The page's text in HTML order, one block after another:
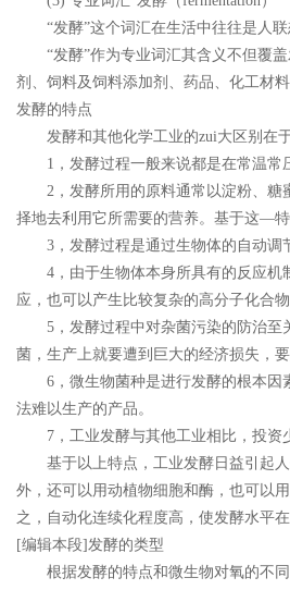
“发酵”这个词汇在生活中往往是人联
“发酵”作为专业词汇其含义不但覆盖
剂、饲料及饲料添加剂、药品、化工材料
发酵的特点
发酵和其他化学工业的zui大区别在于
1，发酵过程一般来说都是在常温常压
2，发酵所用的原料通常以淀粉、糖
择地去利用它所需要的营养。基于这—
3，发酵过程是通过生物体的自动调
4，由于生物体本身所具有的反应机
应，也可以产生比较复杂的高分子化合物
5，发酵过程中对杂菌污染的防治至
菌，生产上就要遭到巨大的经济损失，
6，微生物菌种是进行发酵的根本因
法难以生产的产品。
7，工业发酵与其他工业相比，投资
基于以上特点，工业发酵日益引起人
外，还可以用动植物细胞和酶，也可以
之，自动化连续化程度高，使发酵水平
[编辑本段]发酵的类型
根据发酵的特点和微生物对氧的不同